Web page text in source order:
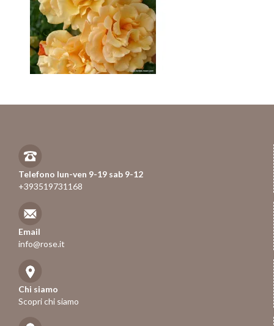
Telefono lun-ven 9-19 sab 9-12
+393519731168
Email
info@rose.it
Chi siamo
Scopri chi siamo